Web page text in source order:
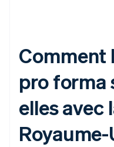
Comment
pro forma
elles avec